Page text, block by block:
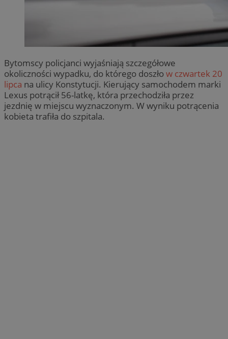
Bytomscy policjanci wyjaśniają szczegółowe
okoliczności wypadku, do którego doszłow czwartek 20
lipca na ulicy Konstytucji. Kierujący samochodem marki
Lexus potrącił 56-latkę, która przechodziła przez
jezdnię w miejscu wyznaczonym. W wyniku potrącenia
kobieta trafiła do szpitala.